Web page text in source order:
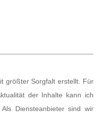
größter Sorgfalt erstellt. Für
der Inhalte kann ich
Diensteanbieter sind wir